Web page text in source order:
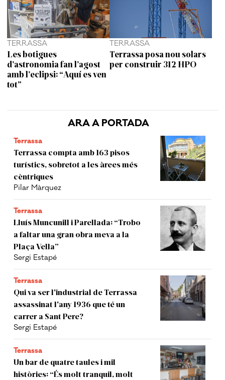
ARA A PORTADA
Terrassa
Terrassa compta amb 163 pisos
turístics, sobretot a les àrees més
cèntriques
Pilar Màrquez
Terrassa
Lluís Muncunill i Parellada: “Trobo
a faltar una gran obra meva a la
Plaça Vella”
Sergi Estapé
Terrassa
Qui va ser l'industrial de Terrassa
assassinat l'any 1936 que té un
carrer a Sant Pere?
Sergi Estapé
Terrassa
Un bar de quatre taules i mil
històries: “És molt tranquil, molt
TERRASSA
Les botigues
d’astronomia fan l’agost
amb l’eclipsi: “Aquí es ven
tot”
TERRASSA
Terrassa posa nou solars
per construir 312 HPO